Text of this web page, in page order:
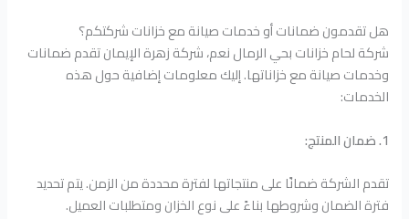
هل تقدمون ضمانات أو خدمات صيانة مع خزانات شركتكم؟
شركة لحام خزانات بحي الرمال نعم، شركة زهرة الإيمان تقدم ضمانات
وخدمات صيانة مع خزاناتها. إليك معلومات إضافية حول هذه
الخدمات:
1. ضمان المنتج:
تقدم الشركة ضمانًا على منتجاتها لفترة محددة من الزمن. يتم تحديد
فترة الضمان وشروطها بناءً على نوع الخزان ومتطلبات العميل.